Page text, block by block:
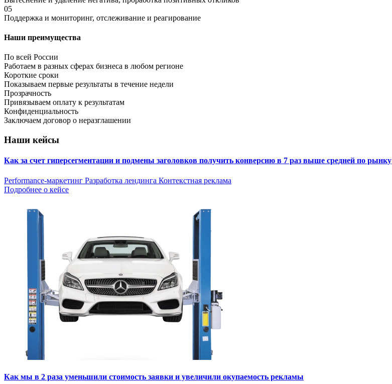
05
Поддержка и мониторинг, отслеживание и реагирование
Наши преимущества
По всей России
Работаем в разных сферах бизнеса в любом регионе
Короткие сроки
Показываем первые результаты в течение недели
Прозрачность
Привязываем оплату к результатам
Конфиденциальность
Заключаем договор о неразглашении
Наши кейсы
Как за счет гиперсегментации и подмены заголовков получить конверсию в 7 раз выше средней по рынку
Performance-маркетинг Разработка лендинга Контекстная реклама
Подробнее о кейсе
Как мы в 2 раза уменьшили стоимость заявки и увеличили окупаемость рекламы